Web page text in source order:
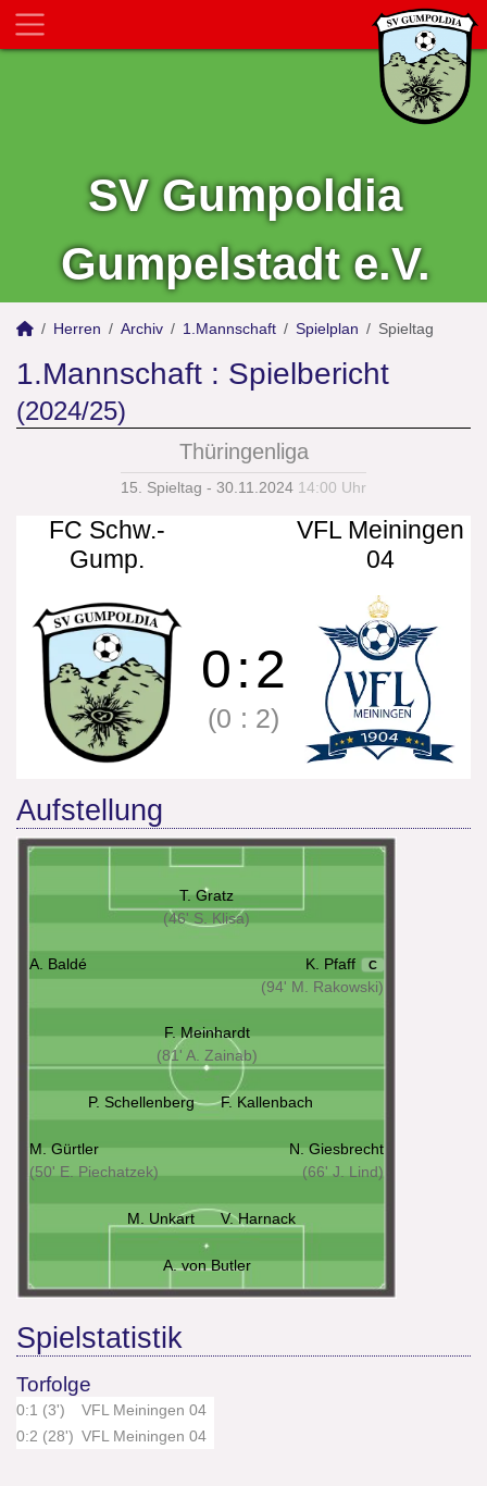
SV Gumpoldia
Gumpelstadt e.V.
Herren Archiv 1.Mannschaft Spielplan Spieltag
1.Mannschaft : Spielbericht
(2024/25)
Thüringenliga
15. Spieltag - 30.11.2024 14:00 Uhr
FC Schw.-
Gump.
VFL Meiningen
04
0:2
(0 : 2)
Aufstellung
T. Gratz
(46' S. Klisa)
A. Baldé K. Pfaff C
(94' M. Rakowski)
F. Meinhardt
(81' A. Zainab)
P. Schellenberg F. Kallenbach
M. Gürtler
(50' E. Piechatzek)
N. Giesbrecht
(66' J. Lind)
M. Unkart V. Harnack
A. von Butler
Spielstatistik
Torfolge
0:1 (3')
VFL Meiningen 04
0:2 (28') VFL Meiningen 04